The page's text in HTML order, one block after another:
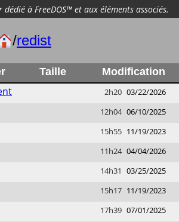
dédié à FreeDOS™ et aux éléments associés.
/redist
Taille Modification
2h20 03/22/2026
12h04 06/10/2025
15h55 11/19/2023
11h24 04/04/2026
14h31 03/25/2025
15h17 11/19/2023
17h39 07/01/2025